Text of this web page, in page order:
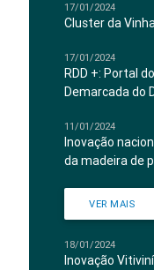
17/01/2024
Cluster da
17/01/2024
RDD +: Portal
Demarcada do
11/01/2024
Inovação
da madeira de
VER MAIS
18/01/2024
Inovação